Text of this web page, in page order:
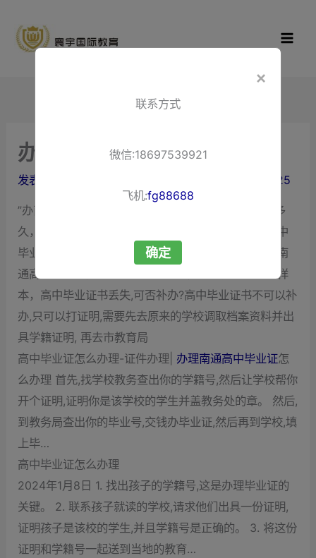
育
办南通高中毕业证
发表评论 2024-02-25
”办南通高中毕业证“需要什么，办南通高中毕业证要多
久，
，南台高中毕业证，办张高中
毕业证，通江高中毕业证，南通办中专毕业证，江苏南
通高中毕业证，南通高中毕业证书，南通高中毕业证样
本，高中毕业证书丢失,可否补办?高中毕业证书不可以补
办,只可以打证明,需要先去原来的学校调取档案资料并出
具学籍证明, 再去市教育局
高中毕业证怎么办理-证件办理| 办理南通高中毕业证怎
么办理 首先,找学校教务查出你的学籍号,然后让学校帮你
开个证明,证明你是该学校的学生并盖教务处的章。 然后,
到教务局查出你的毕业号,交钱办毕业证,然后再到学校,填
上毕…
高中毕业证怎么办理
2024年1月8日 1. 找出孩子的学籍号,这是办理毕业证的
关键。 2. 联系孩子就读的学校,请求他们出具一份证明,
证明孩子是该校的学生,并且学籍号是正确的。 3. 将这份
证明和学籍号一起送到当地的教育…
×
联系方式
微信:18697539921
飞机:fg88688
确定